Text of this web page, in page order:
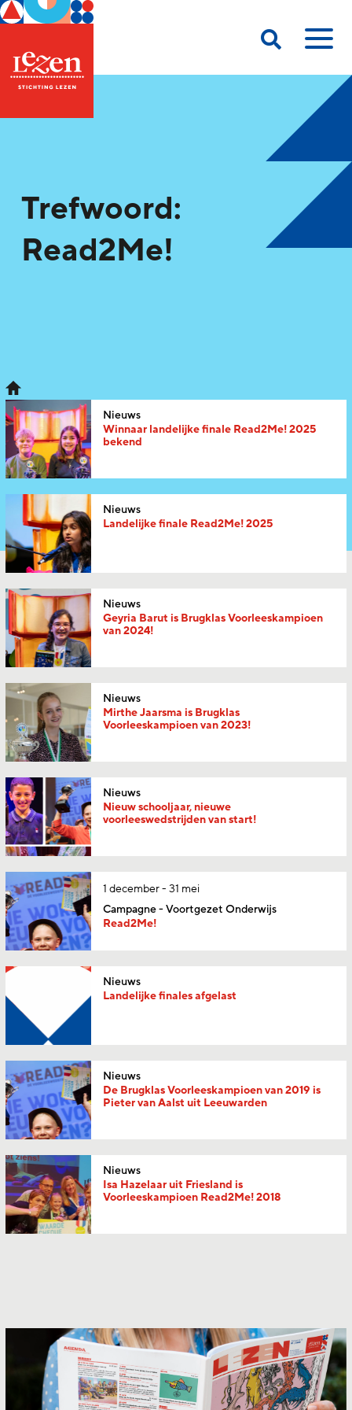
Trefwoord:
Read2Me!
Nieuws
Winnaar landelijke finale Read2Me! 2025
bekend
Nieuws
Landelijke finale Read2Me! 2025
Nieuws
Geyria Barut is Brugklas Voorleeskampioen
van 2024!
Nieuws
Mirthe Jaarsma is Brugklas
Voorleeskampioen van 2023!
Nieuws
Nieuw schooljaar, nieuwe
voorleeswedstrijden van start!
1 december - 31 mei
Campagne - Voortgezet Onderwijs
Read2Me!
Nieuws
Landelijke finales afgelast
Nieuws
De Brugklas Voorleeskampioen van 2019 is
Pieter van Aalst uit Leeuwarden
Nieuws
Isa Hazelaar uit Friesland is
Voorleeskampioen Read2Me! 2018